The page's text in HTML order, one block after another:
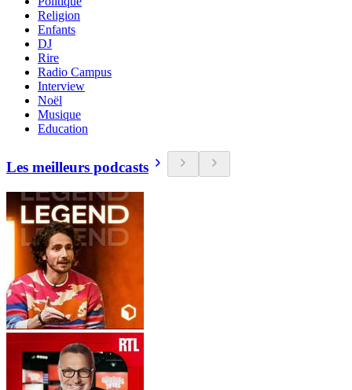
Religion
Enfants
DJ
Rire
Radio Campus
Interview
Noël
Musique
Education
Les meilleurs podcasts